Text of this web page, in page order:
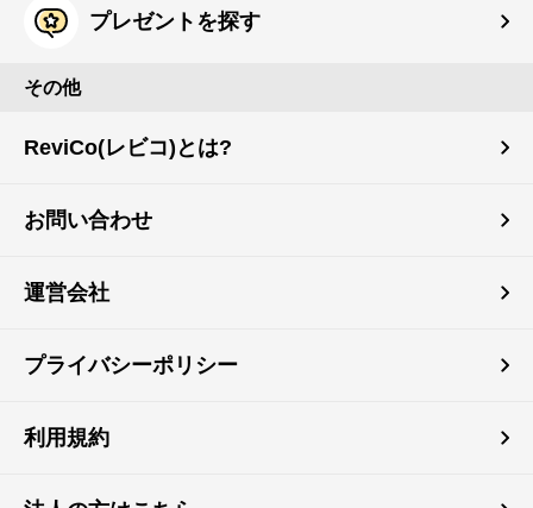
プレゼントを探す
その他
ReviCo(レビコ)とは?
お問い合わせ
運営会社
プライバシーポリシー
利用規約